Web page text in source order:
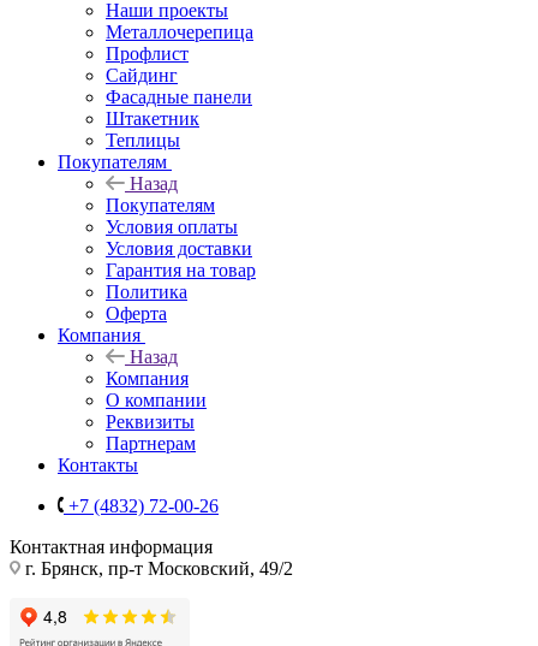
Наши проекты
Металлочерепица
Профлист
Сайдинг
Фасадные панели
Штакетник
Теплицы
Покупателям
Назад
Покупателям
Условия оплаты
Условия доставки
Гарантия на товар
Политика
Оферта
Компания
Назад
Компания
О компании
Реквизиты
Партнерам
Контакты
+7 (4832) 72-00-26
Контактная информация
г. Брянск, пр-т Московский, 49/2